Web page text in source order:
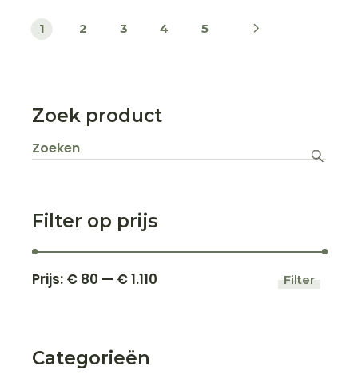
1 2 3 4 5
Zoek product
Zoeken
naar:
Filter op prijs
Filter
Prijs: € 80 — € 1.110
Categorieën